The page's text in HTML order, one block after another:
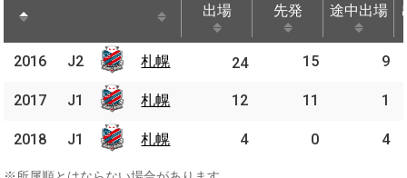
出場 先発 途中出場
途中出場
2016 札幌 24 15 9
2017 札幌 12 11 1
2018 札幌 4 0 4
2016 J2 札幌
2017 J1 札幌
2018 J1 札幌